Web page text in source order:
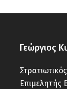
Γεώργιος
Επιμελητής